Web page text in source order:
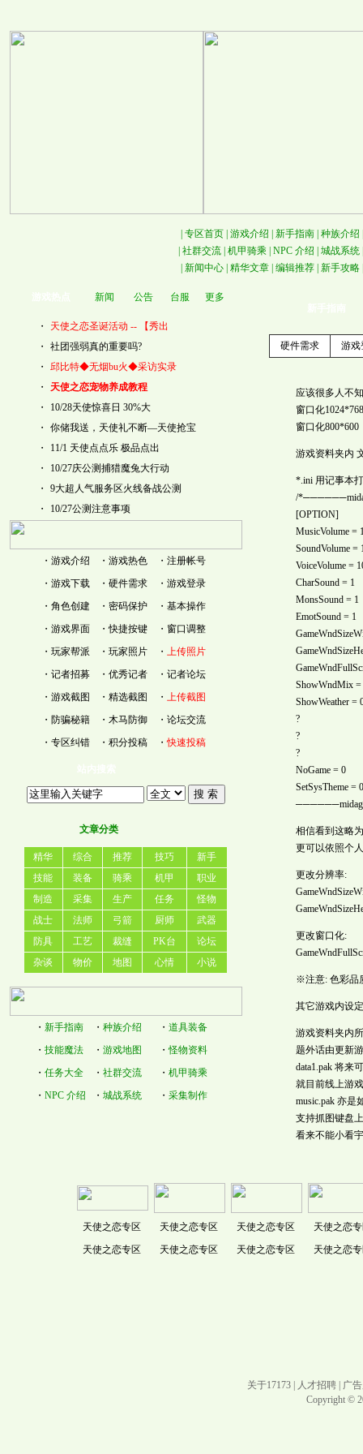
|专区首页 |游戏介绍 |新手指南 |种族介绍
|社群交流 |机甲骑乘 |NPC 介绍 |城战系统
|新闻中心 |精华文章 |编辑推荐 |新手攻略
新闻 公告 台服 更多
・
天使之恋圣诞活动 -- 【秀出
・
社团强弱真的重要吗?
・
邱比特◆无烟bu火◆采访实录
・
天使之恋宠物养成教程
・
10/28天使惊喜日 30%大
・
你储我送，天使礼不断―天使抢宝
・
11/1 天使点点乐 极品点出
・
10/27庆公测捕猎魔兔大行动
・
9大超人气服务区火线备战公测
・
10/27公测注意事项
・ 游戏介绍 ・ 游戏热色 ・ 注册帐号
・ 游戏下载 ・ 硬件需求 ・ 游戏登录
・ 角色创建 ・ 密码保护 ・ 基本操作
・ 游戏界面 ・快捷按键 ・ 窗口调整
・ 玩家帮派 ・ 玩家照片 ・ 上传照片
・ 记者招募 ・ 优秀记者 ・ 记者论坛
・ 游戏截图 ・ 精选截图 ・ 上传截图
・ 防骗秘籍 ・ 木马防御 ・ 论坛交流
・ 专区纠错 ・ 积分投稿 ・快速投稿
文章分类
精华 综合 推荐 技巧
新手
技能
装备 骑乘 机甲
职业
制造
采集 生产 任务
怪物
战士
法师 弓箭 厨师
武器
防具
工艺 裁缝 PK台
论坛
杂谈
物价 地图 心情 小说
・ 新手指南 ・ 种族介绍 ・ 道具装备
・ 技能魔法 ・ 游戏地图 ・怪物资料
・ 任务大全 ・ 社群交流 ・ 机甲骑乘
・ NPC 介绍 ・ 城战系统 ・ 采集制作
硬件需求 游戏
应该很多人不
窗口化
窗口化800*600
游戏资料夹内
*.ini 用记事本
/
[OPTION]
MusicVolume =
SoundVolume =
VoiceVolume =
CharSound = 1
MonsSound = 1
EmotSound = 1
ShowWndMix =
ShowWeather =
?
?
?
NoGame = 0
SetSysTheme =
相信看到这略
更可以依照个
更改分辨率:
更改窗口化:
※注意: 色彩品
其它游戏内设
游戏资料夹内
题外话由更新
data1.pak 将来
就目前线上游
music.pak 亦
支持抓图键盘
看来不能小看
天使之恋专区 天使之恋专区 天使之恋专区
天使之恋
天使之恋专区
天使之恋专区 天使之恋专区 天使之恋
关于17173 人才招聘
广
Copyright ©